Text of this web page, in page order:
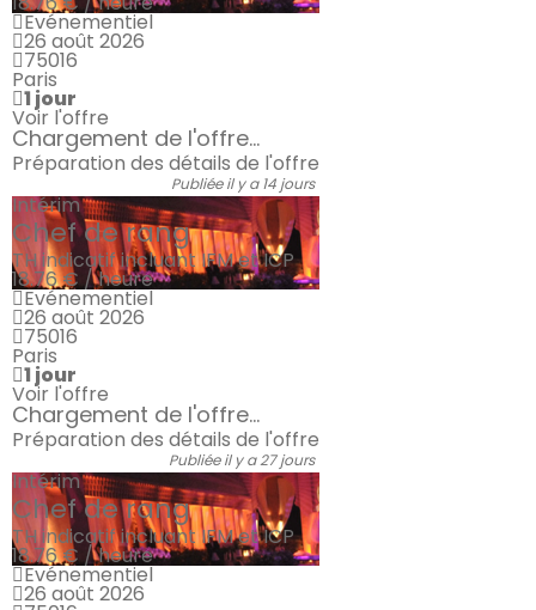
Evénementiel
26 août 2026
75016
Paris
1 jour
Voir l'offre
Chargement de l'offre...
Préparation des détails de l'offre
Publiée il y a 14 jours
Intérim
Chef de rang
TH indicatif incluant IFM et ICP
18.76 € / heure
Evénementiel
26 août 2026
75016
Paris
1 jour
Voir l'offre
Chargement de l'offre...
Préparation des détails de l'offre
Publiée il y a 27 jours
Intérim
Chef de rang
TH indicatif incluant IFM et ICP
18.76 € / heure
Evénementiel
26 août 2026